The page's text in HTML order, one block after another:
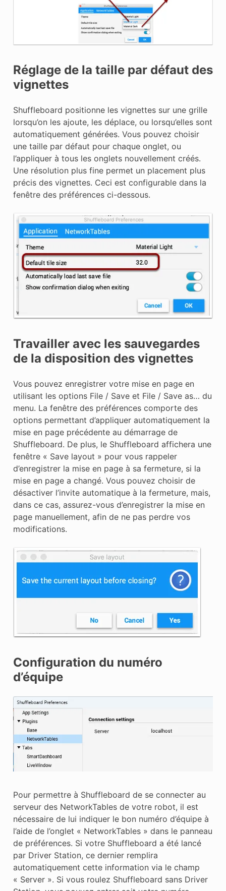
Réglage de la taille par défaut des
vignettes
Shuffleboard positionne les vignettes sur une grille
lorsqu’on les ajoute, les déplace, ou lorsqu’elles sont
automatiquement générées. Vous pouvez choisir
une taille par défaut pour chaque onglet, ou
l’appliquer à tous les onglets nouvellement créés.
Une résolution plus fine permet un placement plus
précis des vignettes. Ceci est configurable dans la
fenêtre des préférences ci-dessous.
Travailler avec les sauvegardes
de la disposition des vignettes
Vous pouvez enregistrer votre mise en page en
utilisant les options File / Save et File / Save as… du
menu. La fenêtre des préférences comporte des
options permettant d’appliquer automatiquement la
mise en page précédente au démarrage de
Shuffleboard. De plus, le Shuffleboard affichera une
fenêtre « Save layout » pour vous rappeler
d’enregistrer la mise en page à sa fermeture, si la
mise en page a changé. Vous pouvez choisir de
désactiver l’invite automatique à la fermeture, mais,
dans ce cas, assurez-vous d’enregistrer la mise en
page manuellement, afin de ne pas perdre vos
modifications.
Configuration du numéro
d’équipe
Pour permettre à Shuffleboard de se connecter au
serveur des NetworkTables de votre robot, il est
nécessaire de lui indiquer le bon numéro d’équipe à
l’aide de l’onglet « NetworkTables » dans le panneau
de préférences. Si votre Shuffleboard a été lancé
par Driver Station, ce dernier remplira
automatiquement cette information via le champ
« Server ». Si vous roulez Shuffleboard sans Driver